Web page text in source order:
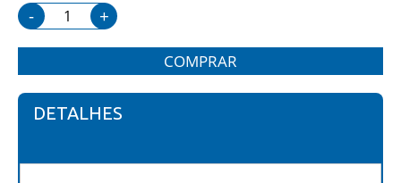
- +
COMPRAR
DETALHES